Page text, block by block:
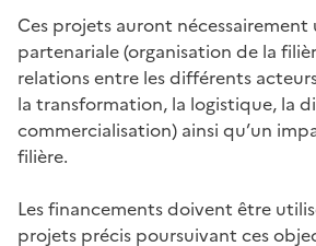
Ces projets auront nécessairement
partenariale (organisation de la
relations entre les différents
la transformation, la logistique, la
commercialisation) ainsi qu’un
filière.
Les financements doivent être
projets précis poursuivant ces